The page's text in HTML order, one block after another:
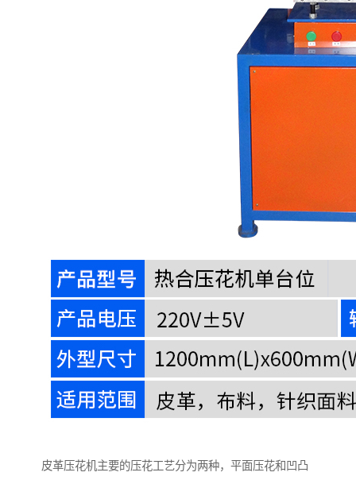
皮革压花机主要的压花工艺分为两种，平面压花和凹凸